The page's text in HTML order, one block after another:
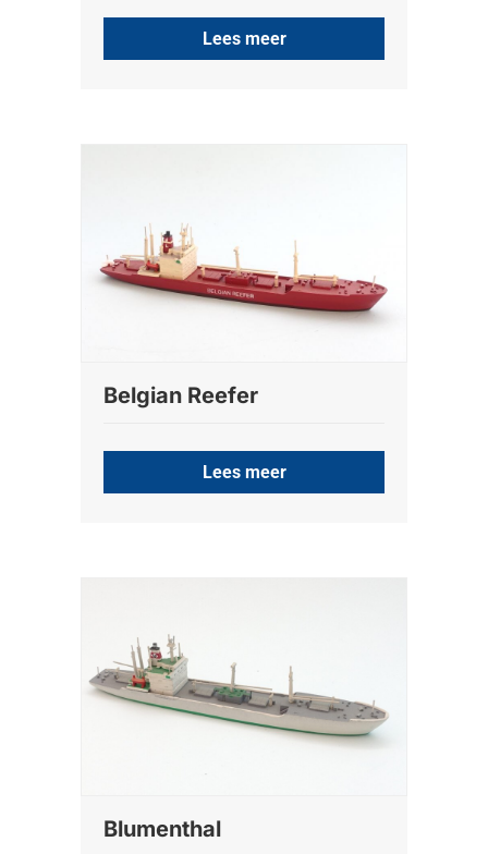
Lees meer
Belgian Reefer
Lees meer
Blumenthal